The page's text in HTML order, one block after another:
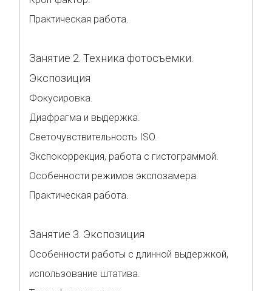
Практическая работа.
Занятие 2. Техника фотосъемки.
Экспозиция
Фокусировка.
Диафрагма и выдержка.
Светочувствительность ISO.
Экспокоррекция, работа с гистограммой.
Особенности режимов экспозамера.
Практическая работа.
Занятие 3. Экспозиция
Особенности работы с длинной выдержкой,
использование штатива.